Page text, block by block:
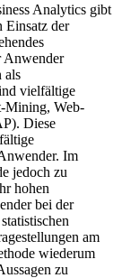
Analytics gibt
Einsatz der
Anwender
als
vielfältige
Mining, Web-
Diese
Im
jedoch zu
hohen
bei der
am
wiederum
zu